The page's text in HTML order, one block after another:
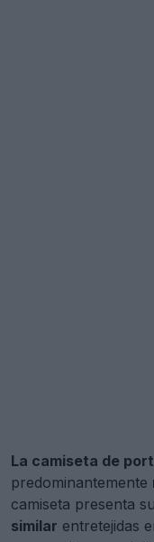
La camiseta de
predominantemente
camiseta presenta
similar entretejidas